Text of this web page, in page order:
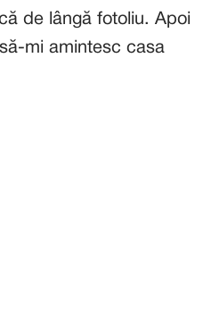
de lângă fotoliu. Apoi
mi amintesc casa